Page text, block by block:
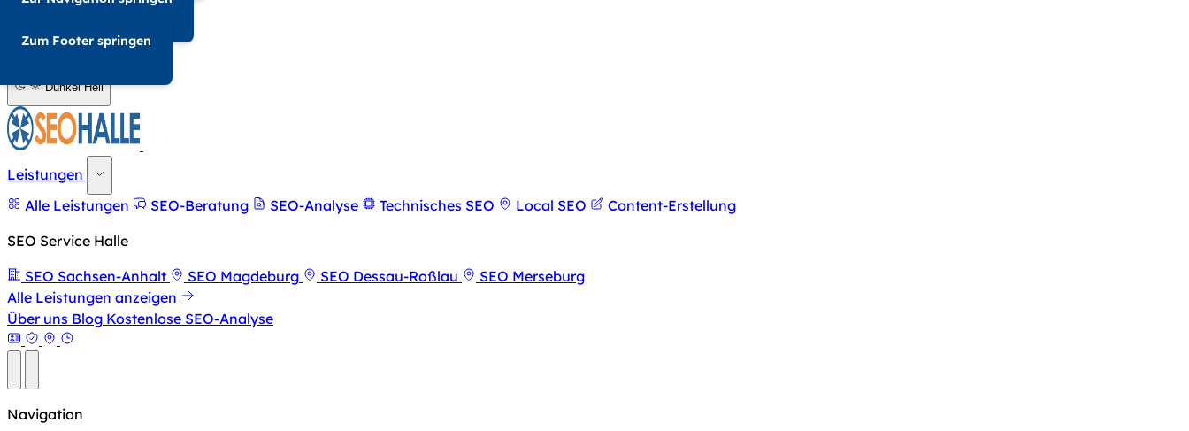
Zum Footer springen
A- A+
Dunkel Hell
Leistungen
Alle Leistungen
SEO-Beratung SEO-Analyse Technisches SEO Local SEO
Content-Erstellung
SEO Service Halle
SEO Sachsen-Anhalt
SEO Magdeburg SEO Dessau-Roßlau
SEO Merseburg
Alle Leistungen anzeigen
Über uns Blog Kostenlose SEO-Analyse
Navigation